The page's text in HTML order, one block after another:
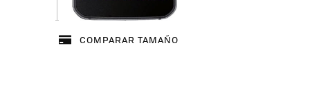
COMPARAR TAMAÑO